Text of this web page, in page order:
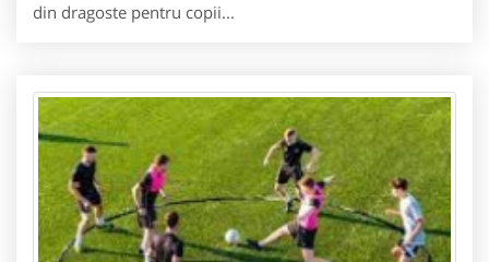
din dragoste pentru copii...